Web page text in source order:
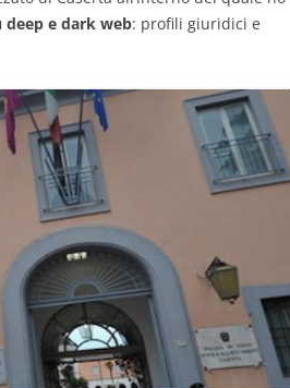
deep e dark web: profili giuridici e